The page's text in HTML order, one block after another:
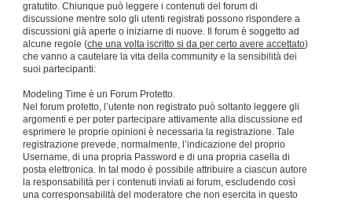
gratutito. Chiunque può leggere i contenuti del forum di
discussione mentre solo gli utenti registrati possono rispondere a
discussioni già aperte o iniziarne di nuove. Il forum è soggetto ad
alcune regole (che una volta iscritto si da per certo avere accettato)
che vanno a cautelare la vita della community e la sensibilità dei
suoi partecipanti:
Modeling Time è un Forum Protetto.
Nel forum protetto, l’utente non registrato può soltanto leggere gli
argomenti e per poter partecipare attivamente alla discussione ed
esprimere le proprie opinioni è necessaria la registrazione. Tale
registrazione prevede, normalmente, l’indicazione del proprio
Username, di una propria Password e di una propria casella di
posta elettronica. In tal modo è possibile attribuire a ciascun autore
la responsabilità per i contenuti inviati ai forum, escludendo così
una corresponsabilità del moderatore che non esercita in questo